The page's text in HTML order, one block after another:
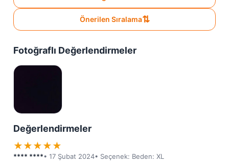
Önerilen Sıralama⇅
Fotoğraflı Değerlendirmeler
Değerlendirmeler
★★★★★
**** ****• 17 Şubat 2024• Seçenek: Beden: XL